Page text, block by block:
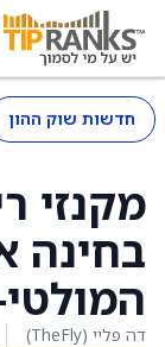
חדשות שוק ההון
מקנזי
בחינה
דה פליי (TheFly)